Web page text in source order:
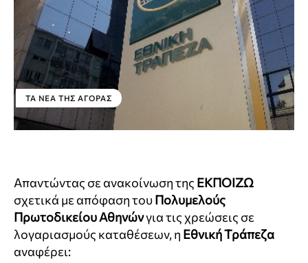
ΤΑ ΝΈΑ ΤΗΣ ΑΓΟΡΆΣ
Απαντώντας σε ανακοίνωση της ΕΚΠΟΙΖΩ
σχετικά με απόφαση τουΠολυμελούς
Πρωτοδικείου Αθηνώνγια τις χρεώσεις σε
λογαριασμούς καταθέσεων, η Εθνική Τράπεζα
αναφέρει: